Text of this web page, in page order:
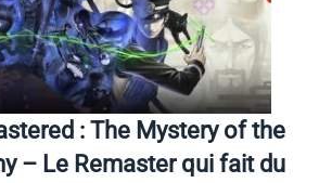
: The Mystery of the
– Le Remaster qui fait du